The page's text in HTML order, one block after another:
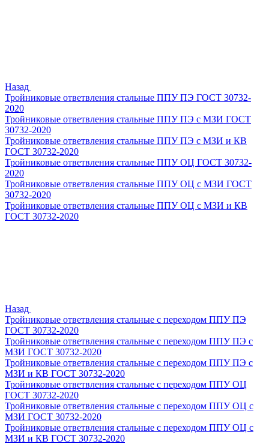
Назад
Тройниковые ответвления стальные ППУ ПЭ ГОСТ 30732-
2020
Тройниковые ответвления стальные ППУ ПЭ с МЗИ ГОСТ
30732-2020
Тройниковые ответвления стальные ППУ ПЭ с МЗИ и КВ
ГОСТ 30732-2020
Тройниковые ответвления стальные ППУ ОЦ ГОСТ 30732-
2020
Тройниковые ответвления стальные ППУ ОЦ с МЗИ ГОСТ
30732-2020
Тройниковые ответвления стальные ППУ ОЦ с МЗИ и КВ
ГОСТ 30732-2020
Назад
Тройниковые ответвления стальные с переходом ППУ ПЭ
ГОСТ 30732-2020
Тройниковые ответвления стальные с переходом ППУ ПЭ с
МЗИ ГОСТ 30732-2020
Тройниковые ответвления стальные с переходом ППУ ПЭ с
МЗИ и КВ ГОСТ 30732-2020
Тройниковые ответвления стальные с переходом ППУ ОЦ
ГОСТ 30732-2020
Тройниковые ответвления стальные с переходом ППУ ОЦ с
МЗИ ГОСТ 30732-2020
Тройниковые ответвления стальные с переходом ППУ ОЦ с
МЗИ и КВ ГОСТ 30732-2020